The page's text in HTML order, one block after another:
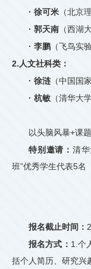
· 徐可米 （北京
· 郭天南 （西湖
· 李鹏 （飞鸟实
2.人文社科类：
· 徐涟 （中国国
· 杭敏 （清华大
以头脑风暴+课
特别邀请： 清
班”优秀学生代表5名
报名截止时间：
报名方式： 1.个
括个人简历、研究兴